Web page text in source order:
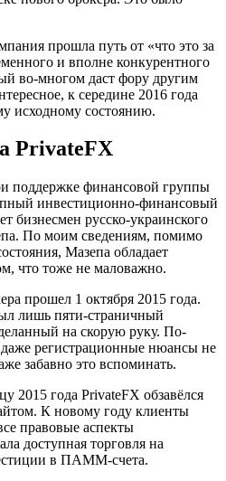
прошла путь от «что это за
и вполне конкурентного
во-многом даст фору другим
к середине 2016 года
исходному состоянию.
PrivateFX
поддержке финансовой группы
инвестиционно-финансовый
бизнесмен русско-украинского
По моим сведениям, помимо
Мазепа обладает
что тоже не маловажно.
прошел 1 октября 2015 года.
лишь пяти-страничный
на скорую руку. По-
регистрационные нюансы не
забавно это вспоминать.
2015 года PrivateFX обзавёлся
К новому году клиенты
правовые аспекты
доступная торговля на
в ПАММ-счета.